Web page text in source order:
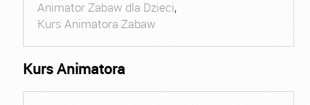
Animator Zabaw dla Dzieci,
Kurs Animatora Zabaw
Kurs Animatora